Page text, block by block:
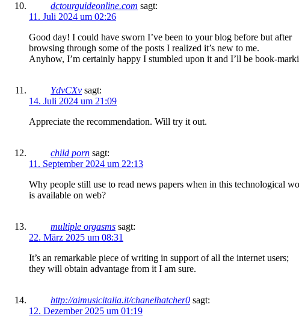
dctourguideonline.com sagt:
11. Juli 2024 um 02:26
Good day! I could have sworn I’ve been to your blog before but after
browsing through some of the posts I realized it’s new to me.
Anyhow, I’m certainly happy I stumbled upon it and I’ll be book-
YdvCXv sagt:
14. Juli 2024 um 21:09
Appreciate the recommendation. Will try it out.
child porn sagt:
11. September 2024 um 22:13
Why people still use to read news papers when in this technological
is available on web?
multiple orgasms sagt:
22. März 2025 um 08:31
It’s an remarkable piece of writing in support of all the internet users;
they will obtain advantage from it I am sure.
http://aimusicitalia.it/chanelhatcher0 sagt:
12. Dezember 2025 um 01:19